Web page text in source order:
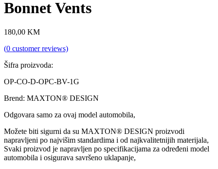
Bonnet Vents
180,00 KM
(0 customer reviews)
Šifra proizvoda:
OP-CO-D-OPC-BV-1G
Brend: MAXTON® DESIGN
Odgovara samo za ovaj model automobila,
Možete biti sigurni da su MAXTON® DESIGN proizvodi
napravljeni po najvišim standardima i od najkvalitetnijih materijala,
Svaki proizvod je napravljen po specifikacijama za određeni model
automobila i osigurava savršeno uklapanje,